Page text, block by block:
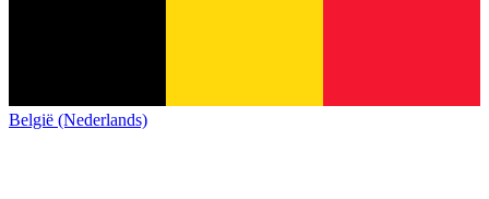
België (Nederlands)